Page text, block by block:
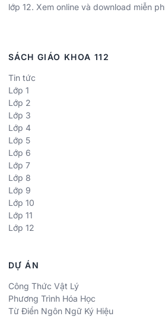
lớp 12. Xem online và download miễn
SÁCH GIÁO KHOA 112
Tin tức
Lớp 1
Lớp 2
Lớp 3
Lớp 4
Lớp 5
Lớp 6
Lớp 7
Lớp 8
Lớp 9
Lớp 10
Lớp 11
Lớp 12
DỰ ÁN
Công Thức Vật Lý
Phương Trình Hóa Học
Từ Điển Ngôn Ngữ Ký Hiệu